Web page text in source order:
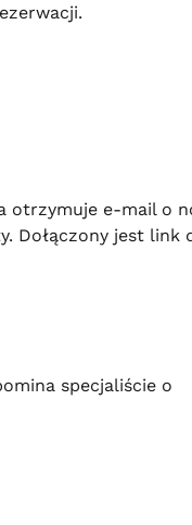
otrzymuje e-mail o
Dołączony jest link
specjaliście o